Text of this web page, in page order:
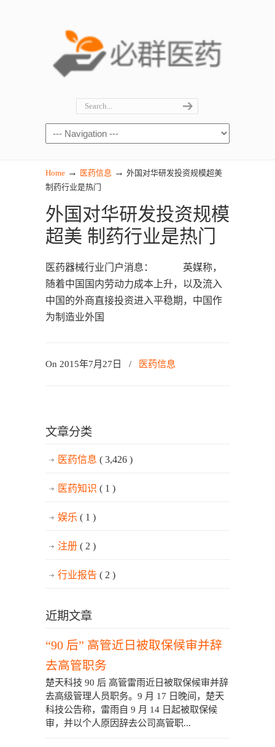
Home → 医药信息 → 外国对华研发投资规模超美
制药行业是热门
外国对华研发投资规模
超美 制药行业是热门
医药器械行业门户消息： 英媒称，
随着中国国内劳动力成本上升，以及流入
中国的外商直接投资进入平稳期，中国作
为制造业外国
On 2015年7月27日 / 医药信息
文章分类
医药信息 ( 3,426 )
医药知识 ( 1 )
娱乐 ( 1 )
注册 ( 2 )
行业报告 ( 2 )
近期文章
“90 后” 高管近日被取保候审并辞
去高管职务
楚天科技 90 后 高管雷雨近日被取保候审并辞
去高级管理人员职务。9 月 17 日晚间，楚天
科技公告称，雷雨自 9 月 14 日起被取保候
审，并以个人原因辞去公司高管职...